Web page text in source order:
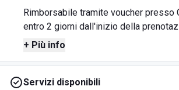
Rimborsabile tramite voucher presso
entro 2 giorni dall'inizio della
+ Più info
Servizi disponibili